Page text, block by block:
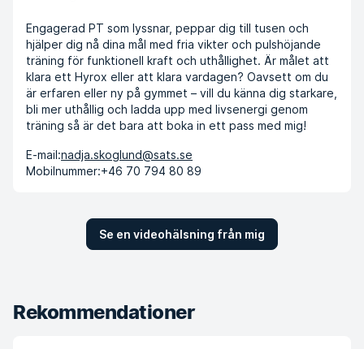
Engagerad PT som lyssnar, peppar dig till tusen och
hjälper dig nå dina mål med fria vikter och pulshöjande
träning för funktionell kraft och uthållighet. Är målet att
klara ett Hyrox eller att klara vardagen? Oavsett om du
är erfaren eller ny på gymmet – vill du känna dig starkare,
bli mer uthållig och ladda upp med livsenergi genom
träning så är det bara att boka in ett pass med mig!
E-mail:nadja.skoglund@sats.se
Mobilnummer:+46 70 794 80 89
Se en videohälsning från mig
Rekommendationer